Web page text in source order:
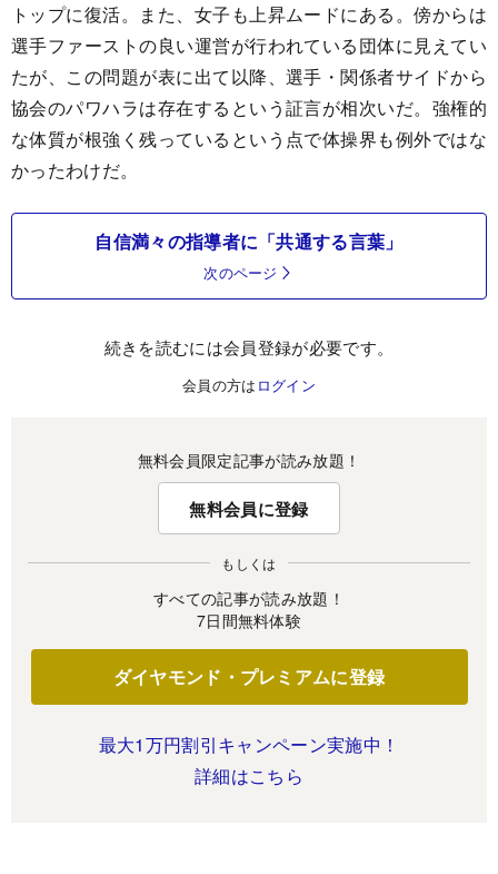
トップに復活。また、女子も上昇ムードにある。傍からは
選手ファーストの良い運営が行われている団体に見えてい
たが、この問題が表に出て以降、選手・関係者サイドから
協会のパワハラは存在するという証言が相次いだ。強権的
な体質が根強く残っているという点で体操界も例外ではな
かったわけだ。
自信満々の指導者に「共通する言葉」
次のページ
続きを読むには会員登録が必要です。
会員の方は ログイン
無料会員限定記事が読み放題！
無料会員に登録
もしくは
すべての記事が読み放題！
7日間無料体験
ダイヤモンド・プレミアムに登録
最大1万円割引キャンペーン実施中！
詳細はこちら